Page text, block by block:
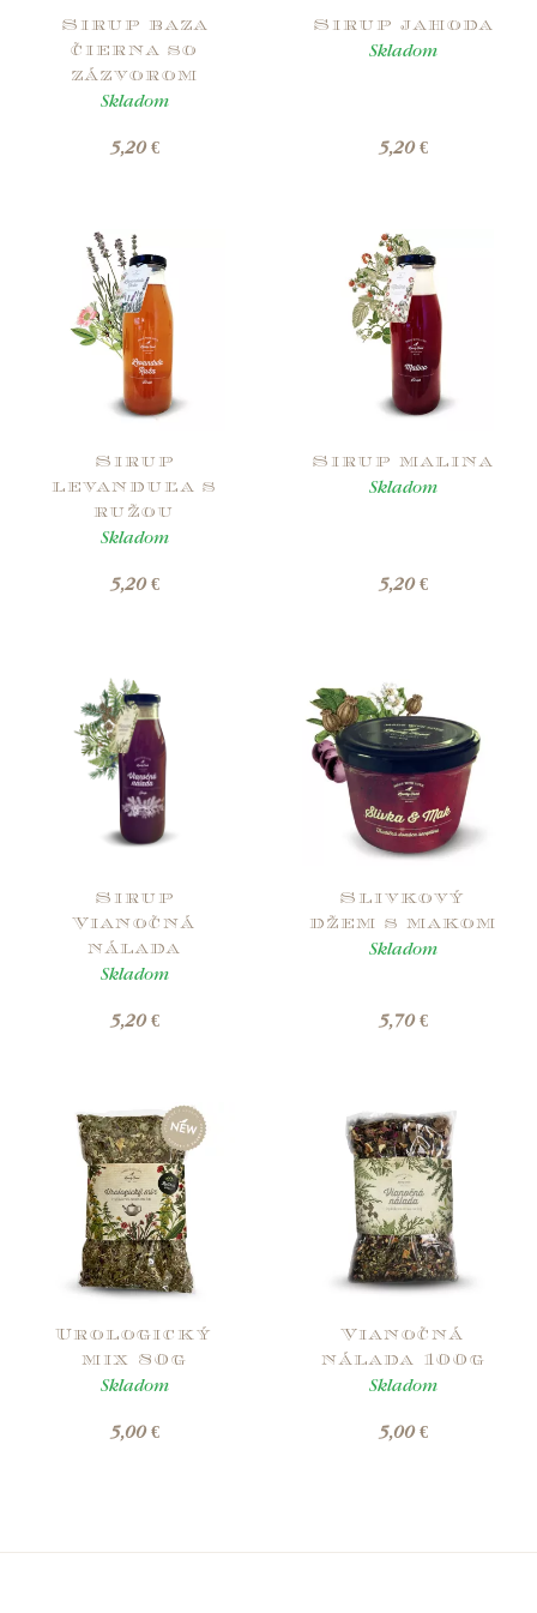
Sirup baza
čierna so
zázvorom
Skladom
5,20 €
Sirup jahoda
Skladom
5,20 €
Sirup
levanduľa s
ružou
Skladom
5,20 €
Sirup malina
Skladom
5,20 €
Sirup
Vianočná
nálada
Skladom
5,20 €
Slivkový
džem s makom
Skladom
5,70 €
Urologický
mix 80g
Skladom
5,00 €
Vianočná
nálada 100g
Skladom
5,00 €